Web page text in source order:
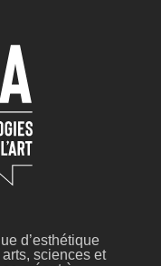
d’esthétique
sciences et